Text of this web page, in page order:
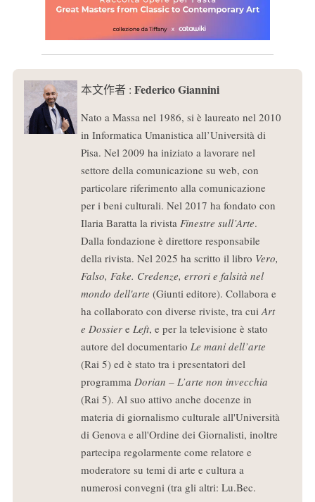
本文作者 : Federico Giannini
Nato a Massa nel 1986, si è laureato nel 2010
in Informatica Umanistica all’Università di
Pisa. Nel 2009 ha iniziato a lavorare nel
settore della comunicazione su web, con
particolare riferimento alla comunicazione
per i beni culturali. Nel 2017 ha fondato con
Ilaria Baratta la rivista Finestre sull’Arte.
Dalla fondazione è direttore responsabile
della rivista. Nel 2025 ha scritto il libro Vero,
Falso, Fake. Credenze, errori e falsità nel
mondo dell'arte (Giunti editore). Collabora e
ha collaborato con diverse riviste, tra cui Art
e Dossiere Left, e per la televisione è stato
autore del documentario Le mani dell’arte
(Rai 5) ed è stato tra i presentatori del
programma Dorian – L’arte non invecchia
(Rai 5). Al suo attivo anche docenze in
materia di giornalismo culturale all'Università
di Genova e all'Ordine dei Giornalisti, inoltre
partecipa regolarmente come relatore e
moderatore su temi di arte e cultura a
numerosi convegni (tra gli altri: Lu.Bec.